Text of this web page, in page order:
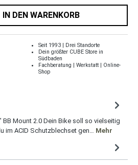
IN DEN WARENKORB
Seit 1993 | Drei Standorte
Dein größter CUBE Store in
Südbaden
Fachberatung | Werkstatt | Online-
Shop
BB Mount 2.0 Dein Bike soll so vielseitig
im ACID Schutzblechset gen… Mehr